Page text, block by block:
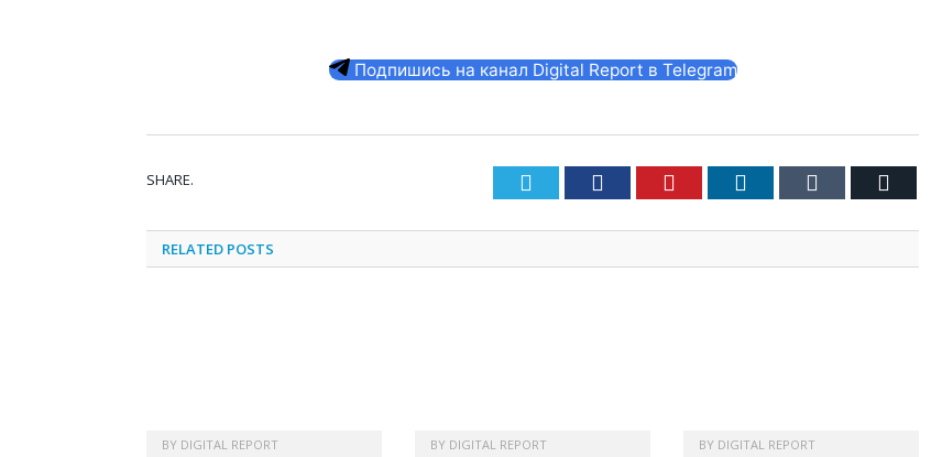
Подпишись на канал Digital Report в Telegram
SHARE. Twitter Facebook Pinterest LinkedIn Tumblr
RELATED POSTS
BY DIGITAL REPORT
BY DIGITAL REPORT
BY DIGITAL REPORT